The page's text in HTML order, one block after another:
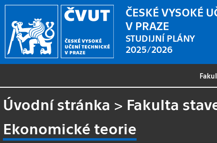
ČESKÉ VYSOKÉ
V PRAZE
STUDIJNÍ PLÁNY
2025/2026
Úvodní stránka > Fakulta
Ekonomické teorie